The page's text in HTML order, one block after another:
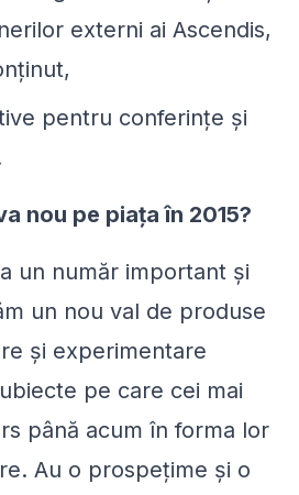
externi ai Ascendis,
pentru conferinţe şi
nou pe piața în 2015?
un număr important și
un nou val de produse
şi experimentare
pe care cei mai
până acum în forma lor
Au o prospețime și o